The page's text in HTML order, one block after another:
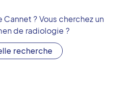
Cannet? Vous cherchez un
de radiologie ?
recherche